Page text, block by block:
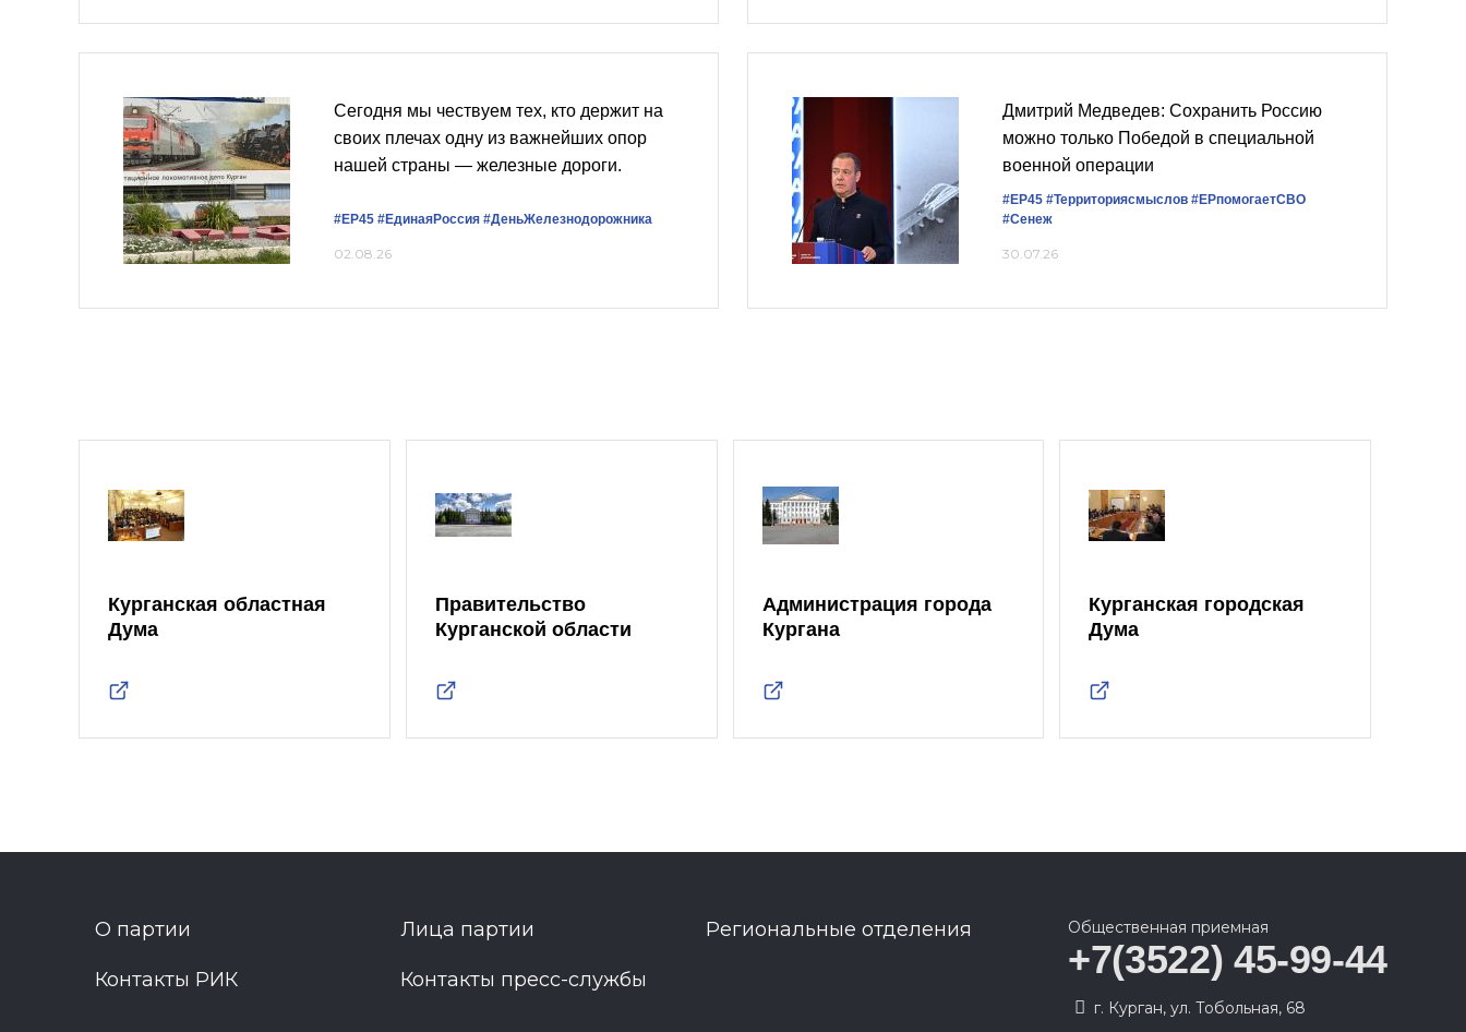
Сегодня мы чествуем тех, кто держит на
своих плечах одну из важнейших опор
нашей страны — железные дороги.
#ЕР45 #ЕдинаяРоссия #ДеньЖелезнодорожника
02.08.26
Дмитрий Медведев: Сохранить Россию
можно только Победой в специальной
военной операции
#ЕР45 #Территориясмыслов #ЕРпомогаетСВО
#Сенеж
30.07.26
Курганская областная
Дума
Правительство
Курганской области
Администрация города
Кургана
Курганская городская
Дума
О партии Лица партии Региональные отделения
Контакты РИК Контакты пресс-службы
Общественная приемная
+7(3522) 45-99-44
г. Курган, ул. Тобольная, 68